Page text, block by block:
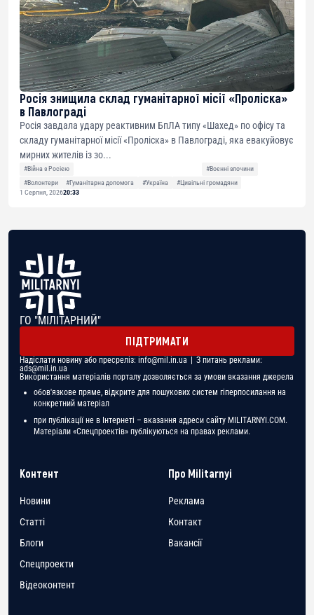
Росія знищила склад гуманітарної місії «Проліска»
в Павлограді
Росія завдала удару реактивним БпЛА типу «Шахед» по офісу та
складу гуманітарної місії «Проліска» в Павлограді, яка евакуйовує
мирних жителів із зо...
#Війна з Росією
#Воєнні злочини
#Волонтери
#Гуманітарна допомога #Україна
#Цивільні громадяни
1 Серпня, 202620:33
ГО "МІЛІТАРНИЙ"
ПІДТРИМАТИ
Надіслати новину або пресреліз: info@mil.in.ua | З питань реклами:
ads@mil.in.ua
Використання матеріалів порталу дозволяється за умови вказання джерела
обов'язкове пряме, відкрите для пошукових систем гіперпосилання на
конкретний матеріал
при публікації не в Інтернеті – вказання адреси сайту MILITARNYI.COM.
Матеріали «Спецпроектів» публікуються на правах реклами.
Контент
Новини
Статті
Блоги
Спецпроекти
Відеоконтент
Про Militarnyi
Реклама
Контакт
Вакансії